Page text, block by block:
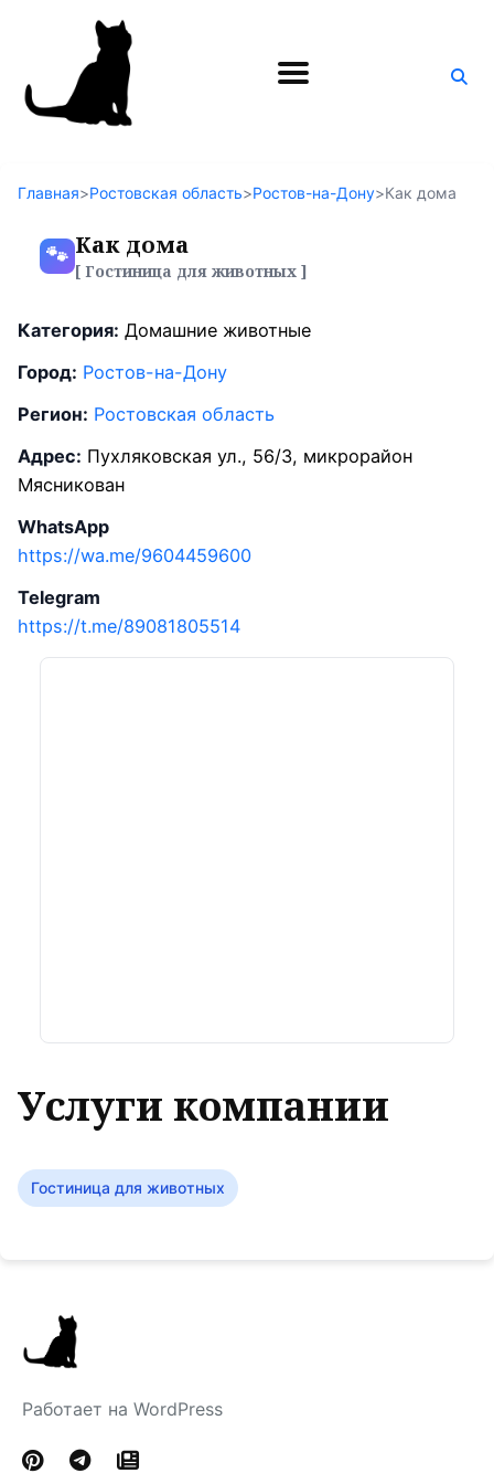
Поиск
Главная>Ростовская область>Ростов-на-Дону>Как дома
🐾 Как дома
[ Гостиница для животных ]
Категория: Домашние животные
Город: Ростов-на-Дону
Регион: Ростовская область
Адрес: Пухляковская ул., 56/3, микрорайон
Мясникован
WhatsApp
https://wa.me/9604459600
Telegram
https://t.me/89081805514
Услуги компании
Гостиница для животных
Работает на WordPress